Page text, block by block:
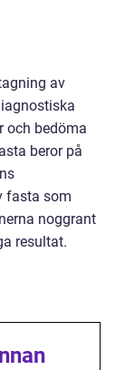
av
och bedöma
beror på
fasta som
noggrant
resultat.